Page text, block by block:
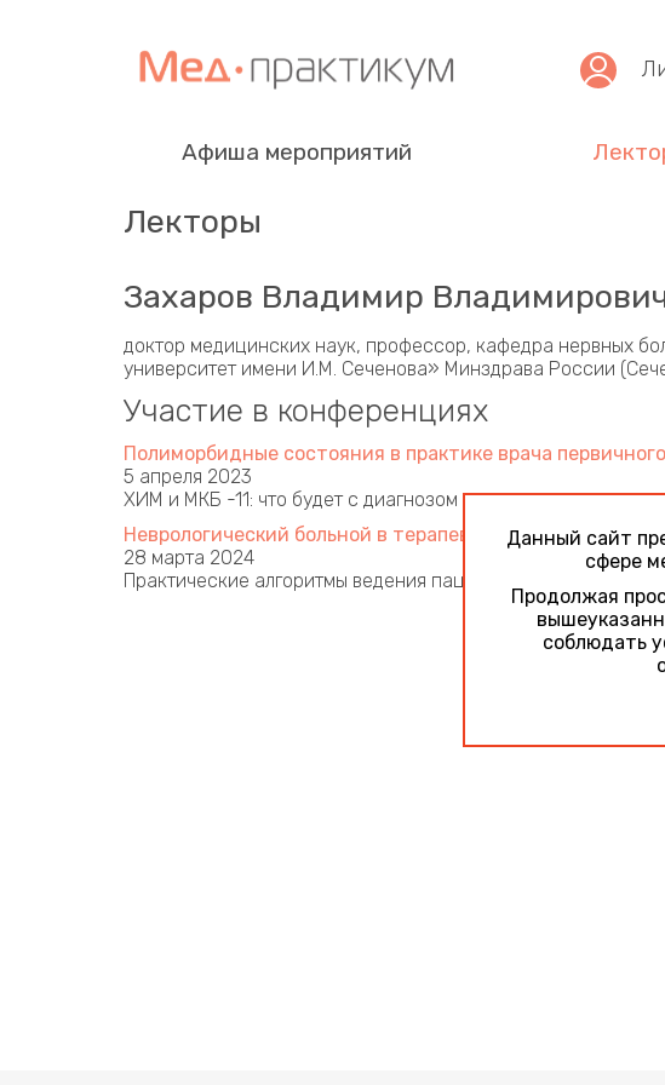
Афиша мероприятий
Лекторы
Захаров Владимир
доктор медицинских наук, профессор, кафедра нервных
университет имени И.М. Сеченова» Минздрава России
Участие в конференциях
Полиморбидные состояния в практике врача
5 апреля 2023
ХИМ и МКБ -11: что будет с диагнозом
Неврологический больной в терапевтической
28 марта 2024
Практические алгоритмы ведения пациентов с
Данный сайт
сфере
Продолжая
соблюдать